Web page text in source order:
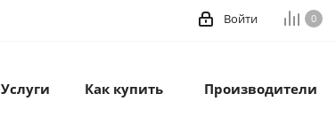
0
Войти
Услуги Как купить Производители